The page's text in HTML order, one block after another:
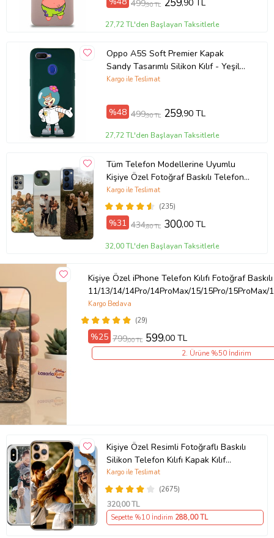
499,90 TL 259,90 TL
27,72 TL'den Başlayan Taksitlerle
Oppo A5S Soft Premier Kapak
Sandy Tasarımlı Silikon Kılıf - Yeşil
(Şeffaf)
Kargo ile Teslimat
%48 499,90 TL 259,90 TL
27,72 TL'den Başlayan Taksitlerle
Tüm Telefon Modellerine Uyumlu
Kişiye Özel Fotoğraf Baskılı Telefon
Kılıfı
(235)
Kargo ile Teslimat
%31 434,80 TL 300,00 TL
32,00 TL'den Başlayan Taksitlerle
Kişiye Özel iPhone Telefon Kılıfı Fotoğraf Baskılı
11/13/14/14Pro/14ProMax/15/15Pro/
(29)
Kargo Bedava
%25 799,00 TL 599,00 TL
2. Ürüne %50 İndirim
Kişiye Özel Resimli Fotoğraflı Baskılı
Silikon Telefon Kılıfı Kapak Kılıf
(Telefon Modelleri Açıklamada)
(2675)
Kargo ile Teslimat
320,00 TL
Sepette %10 İndirim 288,00 TL